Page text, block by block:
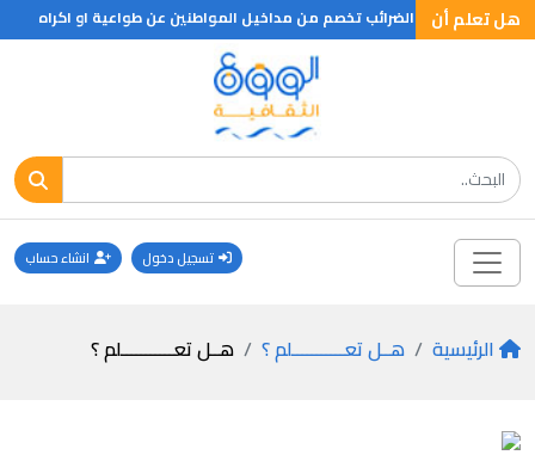
هل تعلم أن
هل تعلم ان الضرائب تخصم من مداخيل المواطنين عن طواعية او اكراه
تسجيل دخول انشاء حساب
الرئيسية هــل تعـــــــــــلم ؟ هــل تعـــــــــــلم ؟